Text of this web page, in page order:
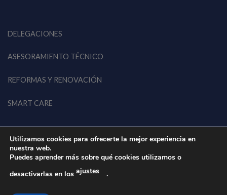
DELEGACIONES
ASESORAMIENTO TÉCNICO
REFORMAS Y RENOVACIÓN
SMART CARE
© 2026 EWK EU • Todos los derechos reservados
Utilizamos cookies para ofrecerte la mejor experiencia en
nuestra web.
Puedes aprender más sobre qué cookies utilizamos o
desactivarlas en los ajustes .